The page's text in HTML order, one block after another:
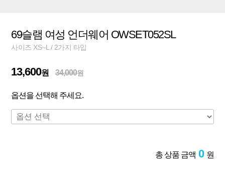
69슬램 여성 언더웨어 OWSET052SL
사이즈 XS~L / 2가지 타입
13,600원 34,000원
옵션을 선택해 주세요.
총 상품 금액 0 원